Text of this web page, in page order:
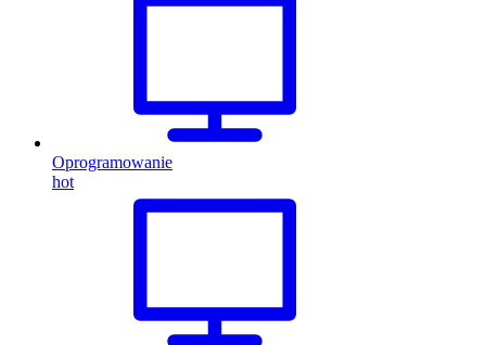
Oprogramowanie
hot